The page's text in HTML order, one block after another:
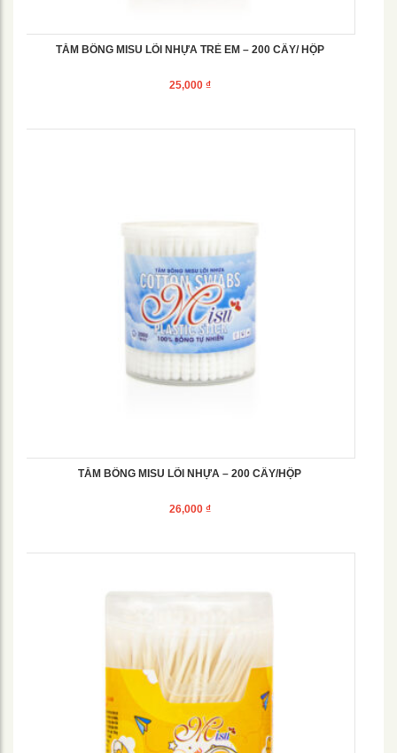
TĂM BÔNG MISU LÕI NHỰA TRẺ EM – 200 CÂY/ HỘP
25,000 ₫
TĂM BÔNG MISU LÕI NHỰA – 200 CÂY/HỘP
26,000 ₫